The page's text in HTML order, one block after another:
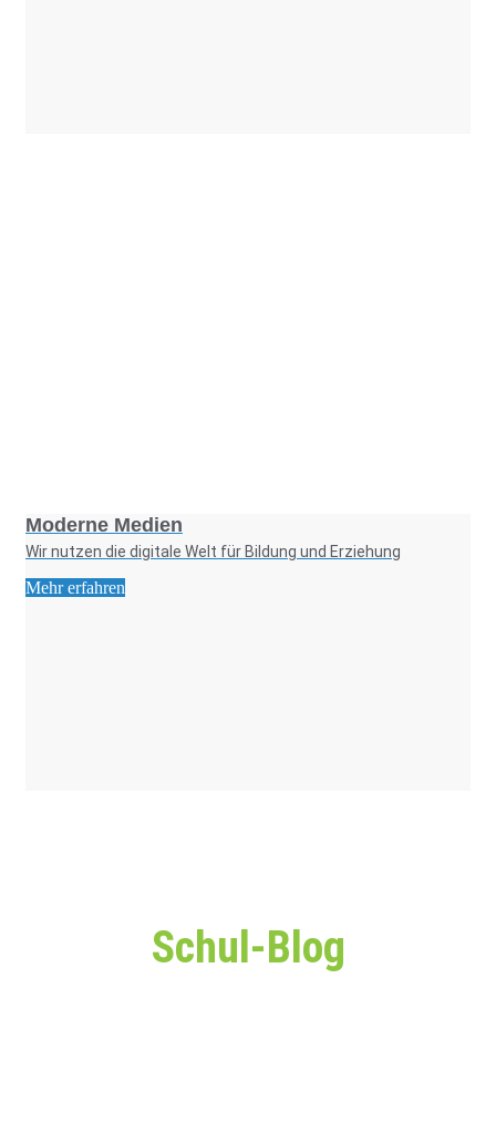
Moderne Medien
Wir nutzen die digitale Welt für Bildung und Erziehung
Mehr erfahren
Schul-Blog